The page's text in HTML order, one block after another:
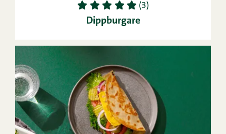
1 2 3 4 5 (3)
Dippburgare